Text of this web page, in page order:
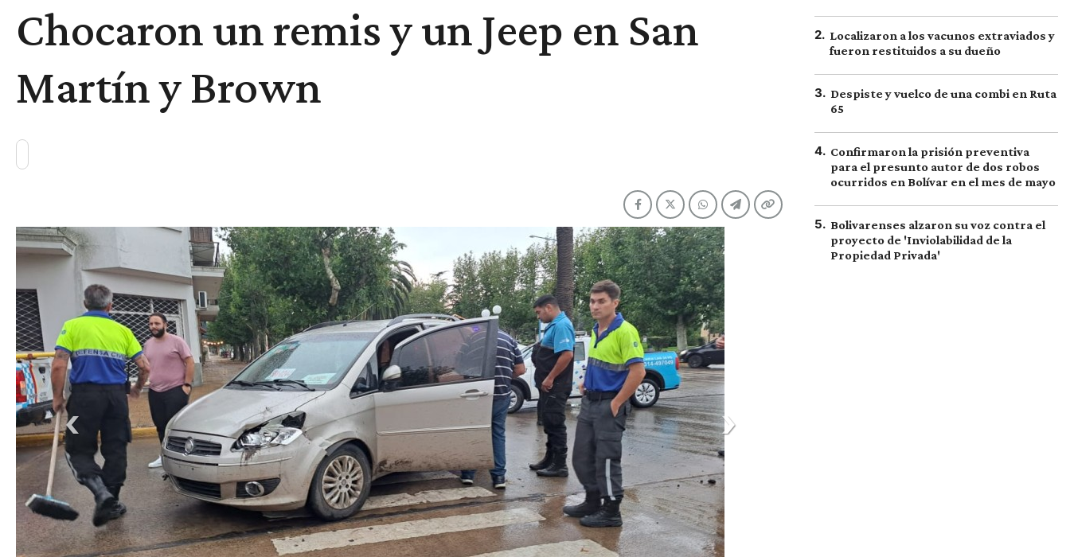
Chocaron un remis y un Jeep en San
Martín y Brown
2. Localizaron a los vacunos extraviados y
fueron restituidos a su dueño
3. Despiste y vuelco de una combi en Ruta
65
4. Confirmaron la prisión preventiva
para el presunto autor de dos robos
ocurridos en Bolívar en el mes de mayo
5. Bolivarenses alzaron su voz contra el
proyecto de 'Inviolabilidad de la
Propiedad Privada'